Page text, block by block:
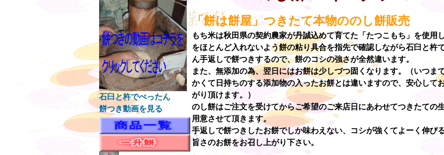
「餅は餅屋」つきたて本物ののし餅販売
もち米は秋田県の契約農家が丹誠込めて育てた「たつこもち」を使用
をほとんど入れないよう餅の粘り具合を指先で確認しながら石臼と杵
ん手返しで餅つきするので、餅のコシの強さが全然違います。
また、無添加の為、翌日にはお餅は少しづつ固くなります。（いつま
かくて日持ちのする添加物の入ったお餅とは違いますので、安心して
がり頂けます。）
のし餅はご注文を受けてからご希望のご来店日にあわせてつきたての
用意させて頂きます。
手返しで餅つきしたお餅でしか味わえない、コシが強くてよーく伸び
旨さのお餅をお召し上がり下さい。
石臼と杵でぺったん
餅つき動画を見る